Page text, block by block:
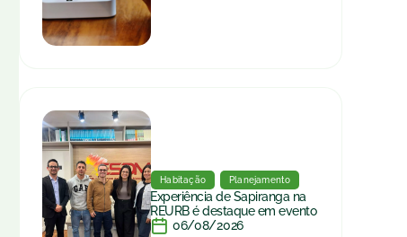
Habitação Planejamento
Experiência de Sapiranga na
REURB é destaque em evento
06/08/2026